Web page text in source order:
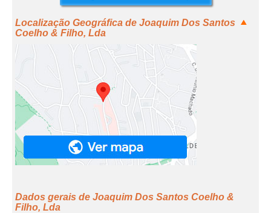
Localização Geográfica de Joaquim Dos Santos
Coelho & Filho, Lda
Dados gerais de Joaquim Dos Santos Coelho &
Filho, Lda